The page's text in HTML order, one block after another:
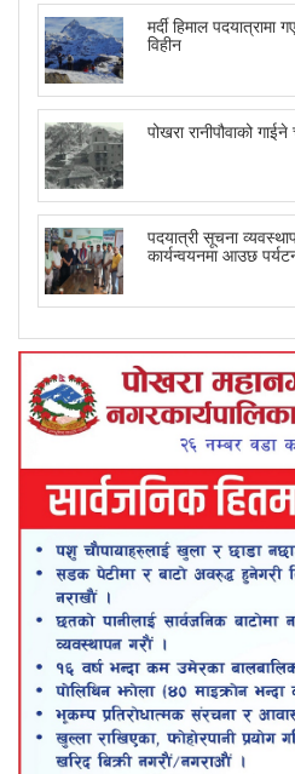
मर्दी हिमाल
विहीन
पोखरा रानीपौवाको गाईने
पदयात्री सूचना
कार्यन्वयनमा आउछ